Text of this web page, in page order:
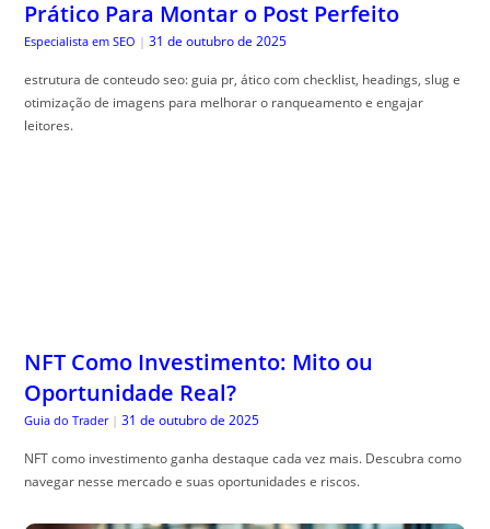
Prático Para Montar o Post Perfeito
Especialista em SEO | 31 de outubro de 2025
estrutura de conteudo seo: guia pr, ático com checklist, headings, slug e
otimização de imagens para melhorar o ranqueamento e engajar
leitores.
NFT Como Investimento: Mito ou
Oportunidade Real?
Guia do Trader | 31 de outubro de 2025
NFT como investimento ganha destaque cada vez mais. Descubra como
navegar nesse mercado e suas oportunidades e riscos.